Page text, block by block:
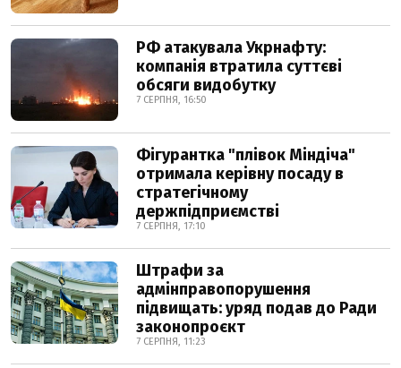
РФ атакувала Укрнафту:
компанія втратила суттєві
обсяги видобутку
7 СЕРПНЯ, 16:50
Фігурантка "плівок Міндіча"
отримала керівну посаду в
стратегічному
держпідприємстві
7 СЕРПНЯ, 17:10
Штрафи за
адмінправопорушення
підвищать: уряд подав до Ради
законопроєкт
7 СЕРПНЯ, 11:23